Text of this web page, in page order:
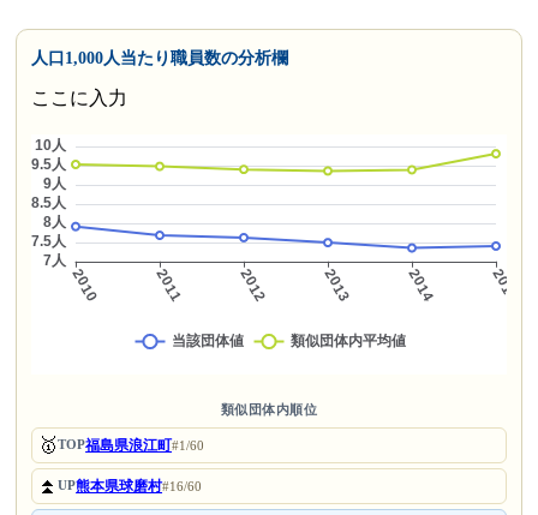
人口1,000人当たり職員数の分析欄
ここに入力
類似団体内順位
🥇TOP福島県浪江町#1/60
⏫UP熊本県球磨村#16/60